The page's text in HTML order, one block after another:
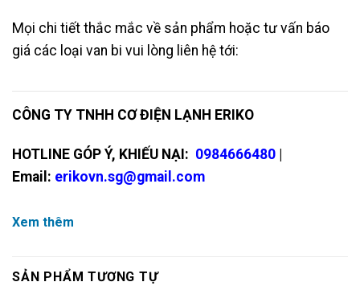
Mọi chi tiết thắc mắc về sản phẩm hoặc tư vấn báo
giá các loại van bi vui lòng liên hệ tới:
CÔNG TY TNHH CƠ ĐIỆN LẠNH ERIKO
HOTLINE GÓP Ý, KHIẾU NẠI: 0984666480 |
Email: erikovn.sg@gmail.com
Xem thêm
SẢN PHẨM TƯƠNG TỰ